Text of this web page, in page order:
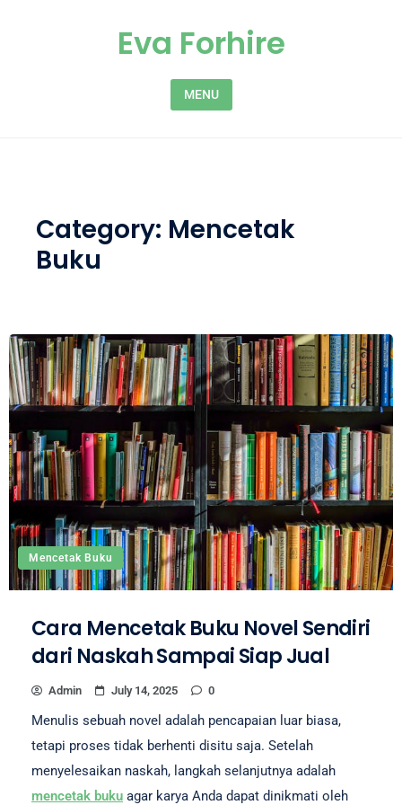
Eva Forhire
MENU
Category: Mencetak
Buku
Mencetak Buku
Cara Mencetak Buku Novel Sendiri
dari Naskah Sampai Siap Jual
Admin July 14, 2025 0
Menulis sebuah novel adalah pencapaian luar biasa,
tetapi proses tidak berhenti disitu saja. Setelah
menyelesaikan naskah, langkah selanjutnya adalah
mencetak buku agar karya Anda dapat dinikmati oleh